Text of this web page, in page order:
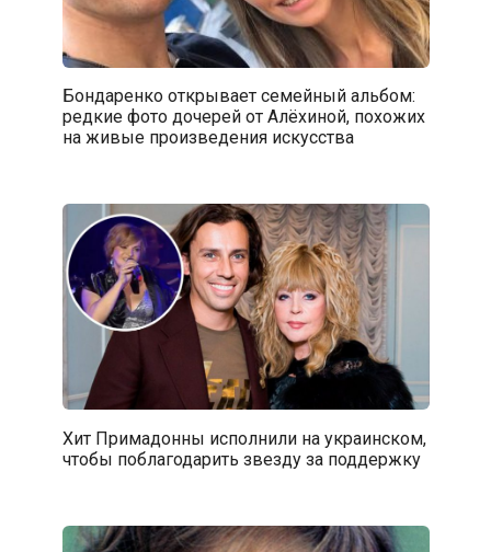
Бондаренко открывает семейный альбом:
редкие фото дочерей от Алёхиной, похожих
на живые произведения искусства
Хит Примадонны исполнили на украинском,
чтобы поблагодарить звезду за поддержку